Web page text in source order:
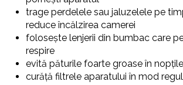
trage perdelele sau jaluzelele pe
reduce încălzirea camerei
folosește lenjerii din bumbac care
respire
evită păturile foarte groase în
curăță filtrele aparatului în mod